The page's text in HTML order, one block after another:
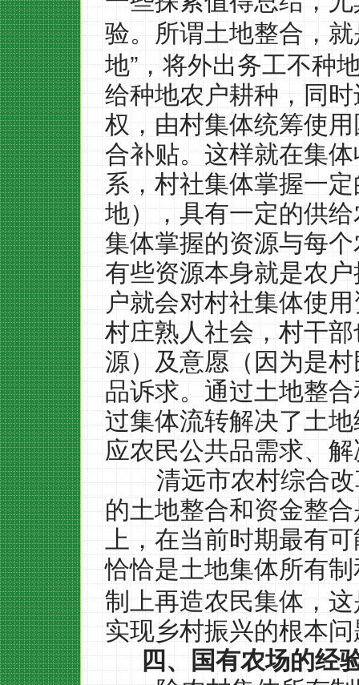
验。所谓土地整合，
地”，将外出务工不种
给种地农户耕种，同
权，由村集体统筹使
合补贴。这样就在集
系，村社集体掌握一
地），具有一定的供
集体掌握的资源与每
有些资源本身就是农
户就会对村社集体使
村庄熟人社会，村干
源）及意愿（因为是
品诉求。通过土地整
过集体流转解决了土
应农民公共品需求、
清远市农村综合
的土地整合和资金整
上，在当前时期最有
恰恰是土地集体所有
制上再造农民集体，
实现乡村振兴的根本
四、国有农场的经